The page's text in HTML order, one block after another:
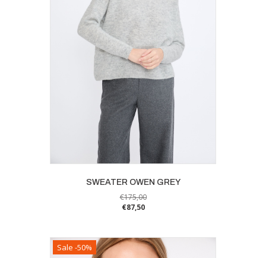
op
de
productpagina
SWEATER OWEN GREY
€175,00
€87,50
heeft
Sale -50%